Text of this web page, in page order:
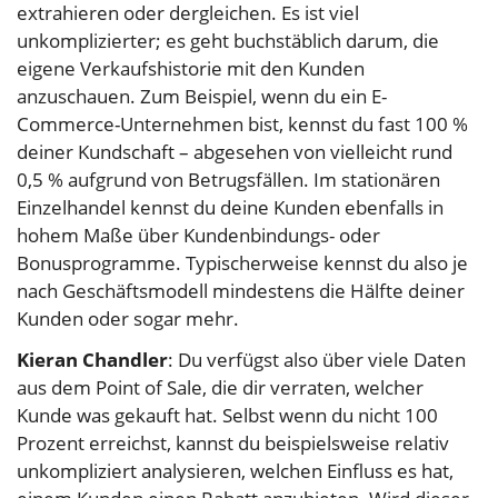
extrahieren oder dergleichen. Es ist viel
unkomplizierter; es geht buchstäblich darum, die
eigene Verkaufshistorie mit den Kunden
anzuschauen. Zum Beispiel, wenn du ein E-
Commerce-Unternehmen bist, kennst du fast 100 %
deiner Kundschaft – abgesehen von vielleicht rund
0,5 % aufgrund von Betrugsfällen. Im stationären
Einzelhandel kennst du deine Kunden ebenfalls in
hohem Maße über Kundenbindungs- oder
Bonusprogramme. Typischerweise kennst du also je
nach Geschäftsmodell mindestens die Hälfte deiner
Kunden oder sogar mehr.
Kieran Chandler: Du verfügst also über viele Daten
aus dem Point of Sale, die dir verraten, welcher
Kunde was gekauft hat. Selbst wenn du nicht 100
Prozent erreichst, kannst du beispielsweise relativ
unkompliziert analysieren, welchen Einfluss es hat,